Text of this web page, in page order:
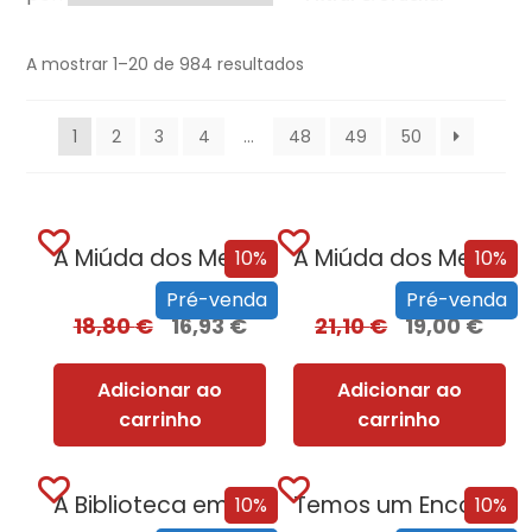
A mostrar 1–20 de 984 resultados
1 2 3 4 … 48 49 50
10%
Pré-venda
A Miúda dos Meus Sonhos
18,80€ 16,93€
Adicionar ao
carrinho
10%
Pré-venda
A Miúda dos Meus Sonhos – Edição com EDGES
21,10€ 19,00€
Adicionar ao
carrinho
10%
A Biblioteca em Chamas
10%
Temos um Encontro (Outra Vez)